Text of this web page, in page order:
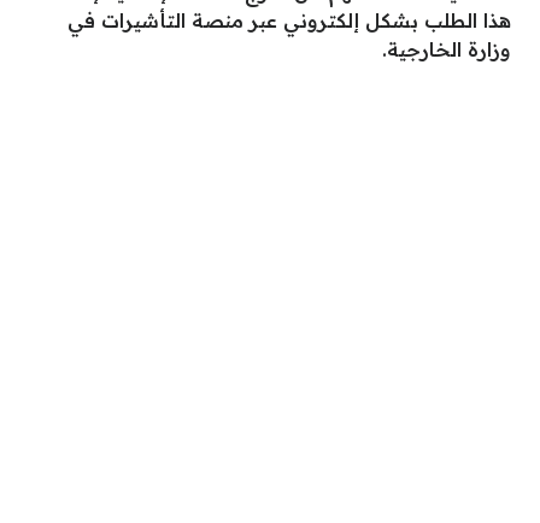
هذا الطلب بشكل إلكتروني عبر منصة التأشيرات في
وزارة الخارجية.